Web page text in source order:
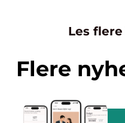
Les
Flere